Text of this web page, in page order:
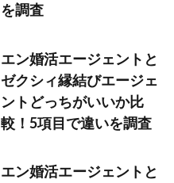
を調査
エン婚活エージェントと
ゼクシィ縁結びエージェ
ントどっちがいいか比
較！5項目で違いを調査
エン婚活エージェントと